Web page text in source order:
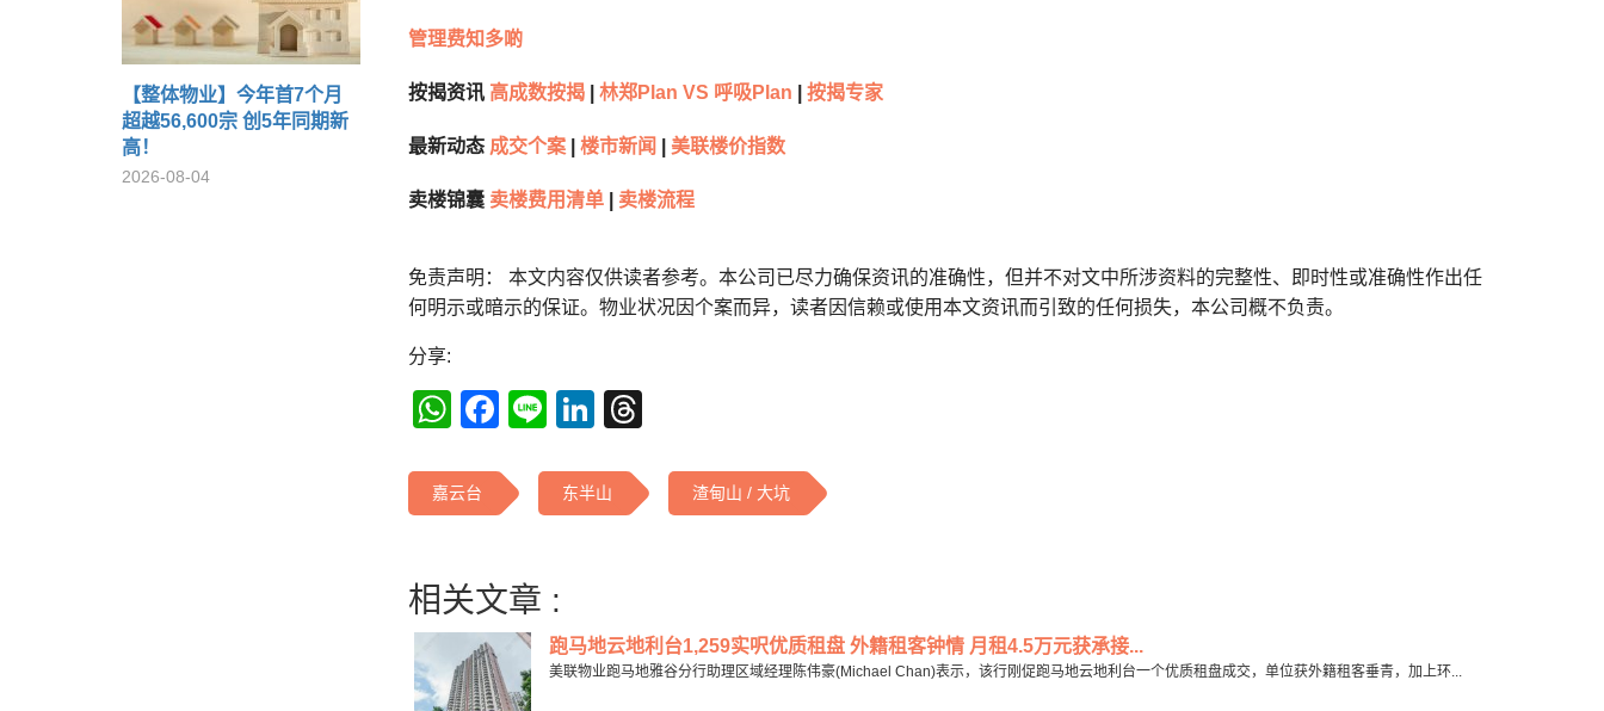
【整体物业】今年首7个月
超越56,600宗 创5年同期新
高！
2026-08-04
管理费知多啲
按揭资讯 高成数按揭 林郑Plan VS 呼吸Plan 按揭专家
最新动态 成交个案 楼市新闻 美联楼价指数
卖楼锦囊 卖楼费用清单 卖楼流程
免责声明： 本文内容仅供读者参考。本公司已尽力确保资讯的准确性，但并不对文中所涉资料的完整性、即时性或准确性作出任
何明示或暗示的保证。物业状况因个案而异，读者因信赖或使用本文资讯而引致的任何损失，本公司概不负责。
分享:
WhatsApp
Facebook
LineLinkedIn
嘉云台 东半山 渣甸山 / 大坑
相关文章 :
跑马地云地利台1,259实呎优质租盘 外籍租客钟情 月租4.5万元获承接...
美联物业跑马地雅谷分行助理区域经理陈伟豪(Michael Chan)表示，该行刚促跑马地云地利台一个优质租盘成交，单位获外籍租客垂青，加上环...